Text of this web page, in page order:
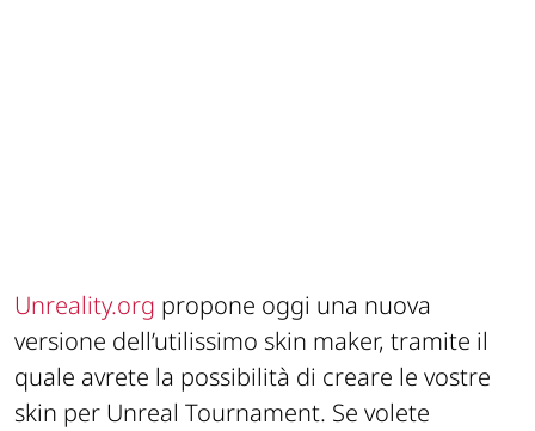
Unreality.org propone oggi una nuova
versione dell’utilissimo skin maker, tramite il
quale avrete la possibilità di creare le vostre
skin per Unreal Tournament. Se volete